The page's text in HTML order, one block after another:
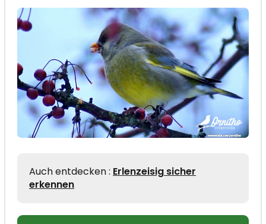
Auch entdecken : Erlenzeisig sicher
erkennen